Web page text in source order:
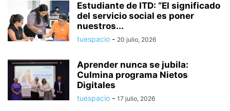
Estudiante de ITD: “El significado
del servicio social es poner
nuestros...
tuespacio - 20 julio, 2026
Aprender nunca se jubila:
Culmina programa Nietos
Digitales
tuespacio - 17 julio, 2026